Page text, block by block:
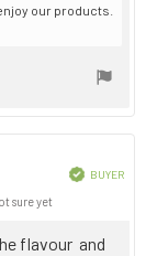
our products.
sure yet
VerifiedBUYER
flavour and